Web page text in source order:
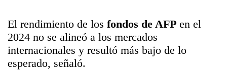
El rendimiento de los fondos de AFP en el
2024 no se alineó a los mercados
internacionales y resultó más bajo de lo
esperado, señaló.